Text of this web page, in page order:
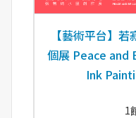
【藝術平台】
個展 Peace and
Ink
1